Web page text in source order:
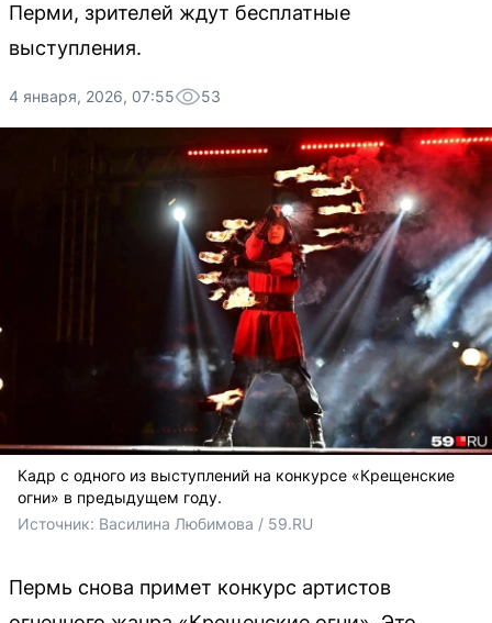
Перми, зрителей ждут бесплатные
выступления.
4 января, 2026, 07:55 53
Кадр с одного из выступлений на конкурсе «Крещенские
огни» в предыдущем году.
Источник: Василина Любимова / 59.RU
Пермь снова примет конкурс артистов